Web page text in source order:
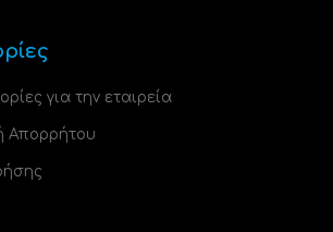
για την εταιρεία
Απορρήτου